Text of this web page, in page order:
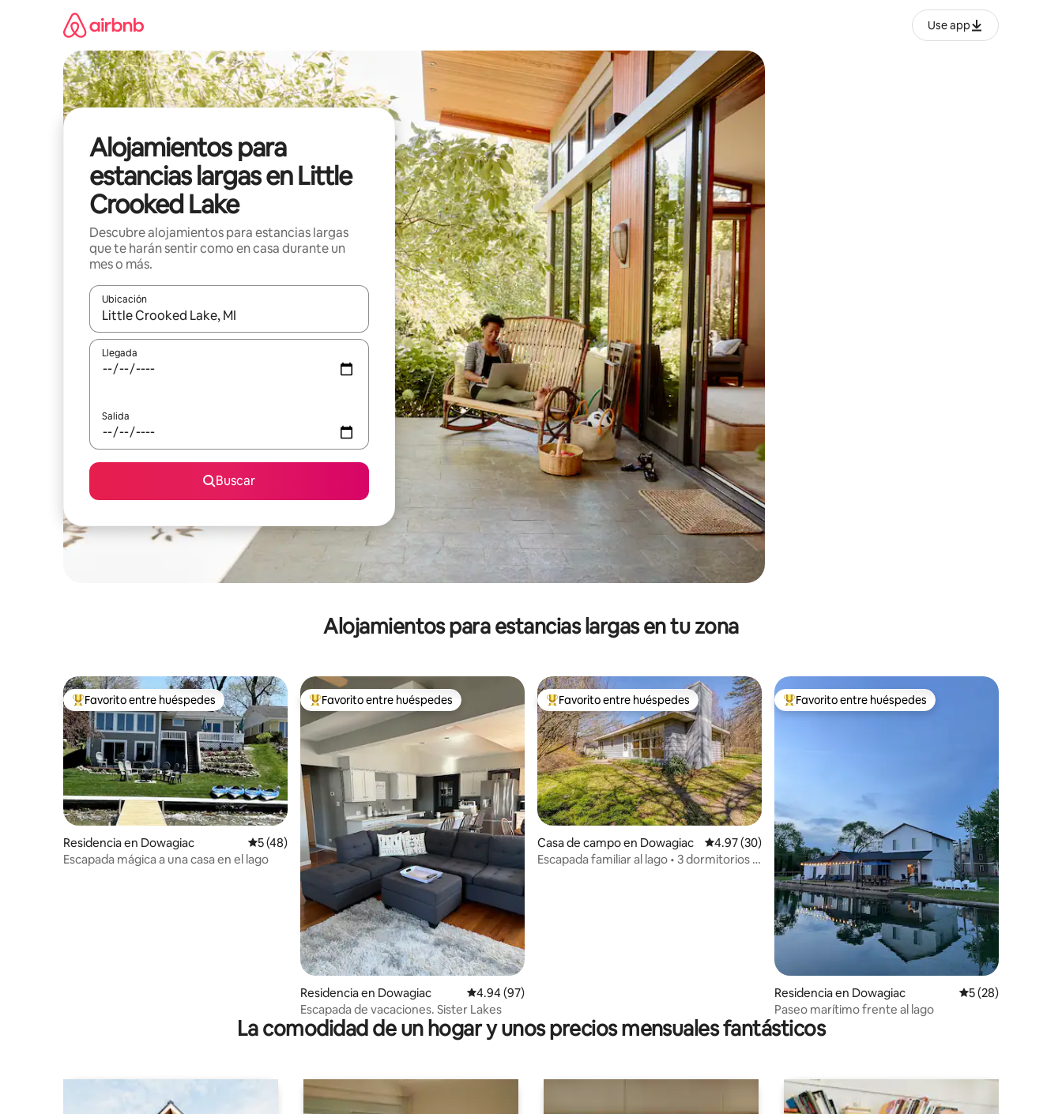
Use app
Alojamientos para
estancias largas en Little
Crooked Lake
Descubre alojamientos para estancias largas
que te harán sentir como en casa durante un
mes o más.
Ubicación
Cuando los resultados estén disponibles, podrás navegar usando las teclas de las flechas hacia arriba y hacia abajo, o bien tocando y deslizando la pantalla.
Llegada
Salida
Buscar
Alojamientos para estancias largas en tu zona
De los mejores en Favorito entre huéspedes
Favorito entre huéspedes
Residencia en Dowagiac Calificación promedio: 5 de 5; 48 evaluaciones
5 (48)
Escapada mágica a una casa en el lago
De los mejores en Favorito entre huéspedes
Favorito entre huéspedes
Residencia en Dowagiac Calificación promedio: 4.94 de 5; 97 evaluaciones
4.94 (97)
Escapada de vacaciones. Sister Lakes
De los mejores en Favorito entre huéspedes
Favorito entre huéspedes
Casa de campo en Dowagiac Calificación promedio: 4.97 de 5; 30 evaluaciones
4.97 (30)
Escapada familiar al lago • 3 dormitorios •
De los mejores en Favorito entre huéspedes
Favorito entre huéspedes
Residencia en Dowagiac Calificación
5 (28)
Paseo marítimo frente al lago
La comodidad de un hogar y unos precios mensuales fantásticos